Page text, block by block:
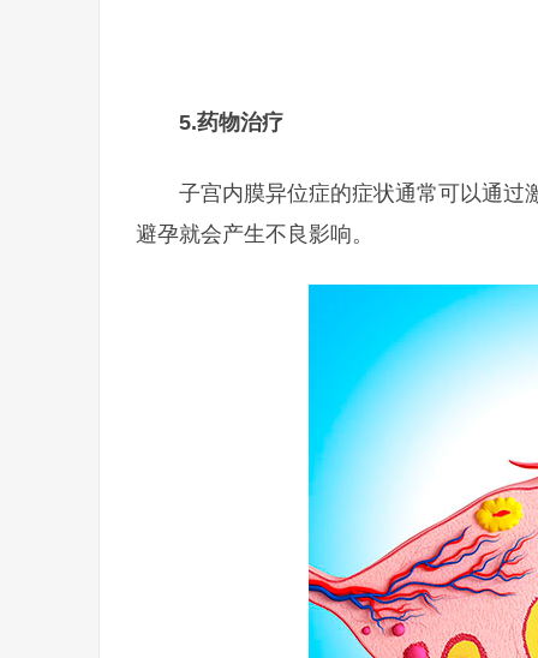
5.药物治疗
子宫内膜异位症的症状通常可以通过
避孕就会产生不良影响。